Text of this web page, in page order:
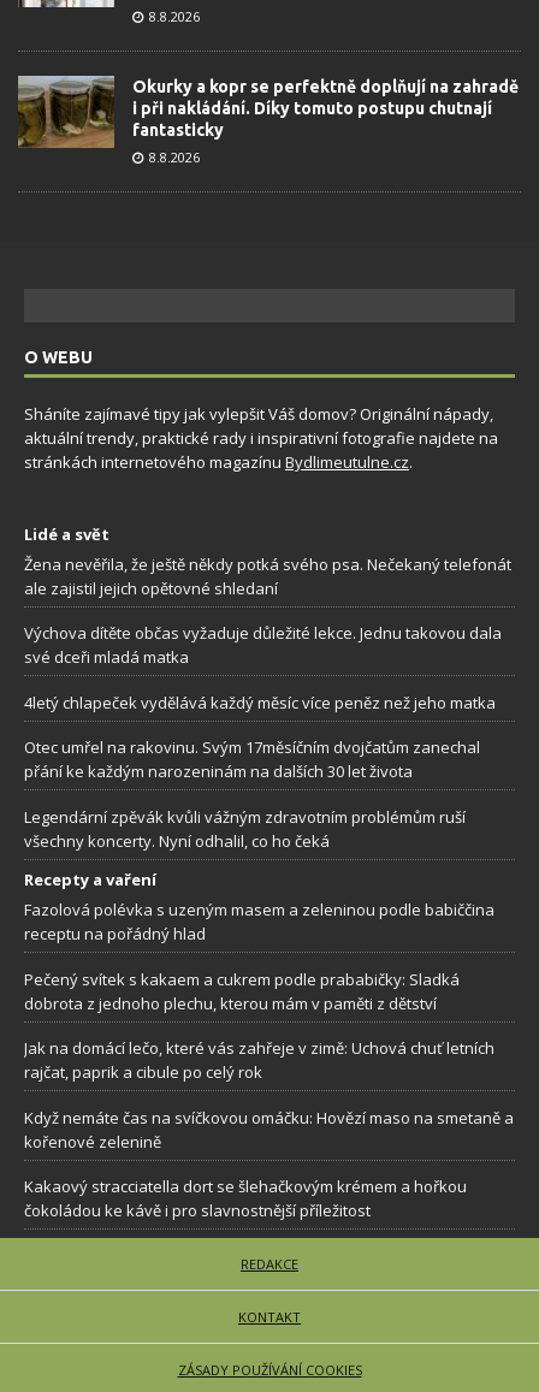
8.8.2026
Okurky a kopr se perfektně doplňují na zahradě
i při nakládání. Díky tomuto postupu chutnají
fantasticky
8.8.2026
O WEBU
Sháníte zajímavé tipy jak vylepšit Váš domov? Originální nápady,
aktuální trendy, praktické rady i inspirativní fotografie najdete na
stránkách internetového magazínu Bydlimeutulne.cz.
Lidé a svět
Žena nevěřila, že ještě někdy potká svého psa. Nečekaný telefonát
ale zajistil jejich opětovné shledaní
Výchova dítěte občas vyžaduje důležité lekce. Jednu takovou dala
své dceři mladá matka
4letý chlapeček vydělává každý měsíc více peněz než jeho matka
Otec umřel na rakovinu. Svým 17měsíčním dvojčatům zanechal
přání ke každým narozeninám na dalších 30 let života
Legendární zpěvák kvůli vážným zdravotním problémům ruší
všechny koncerty. Nyní odhalil, co ho čeká
Recepty a vaření
Fazolová polévka s uzeným masem a zeleninou podle babiččina
receptu na pořádný hlad
Pečený svítek s kakaem a cukrem podle prababičky: Sladká
dobrota z jednoho plechu, kterou mám v paměti z dětství
Jak na domácí lečo, které vás zahřeje v zimě: Uchová chuť letních
rajčat, paprik a cibule po celý rok
Když nemáte čas na svíčkovou omáčku: Hovězí maso na smetaně a
kořenové zelenině
Kakaový stracciatella dort se šlehačkovým krémem a hořkou
čokoládou ke kávě i pro slavnostnější příležitost
REDAKCE
KONTAKT
ZÁSADY POUŽÍVÁNÍ COOKIES